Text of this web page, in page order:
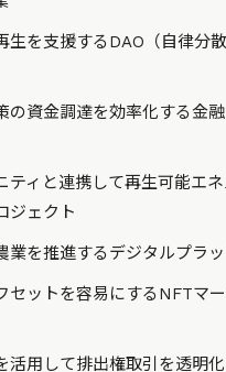
生を支援するDAO（自律分
の資金調達を効率化する金
ティと連携して再生可能エ
ジェクト
業を推進するデジタルプラ
セットを容易にするNFTマ
活用して排出権取引を透明